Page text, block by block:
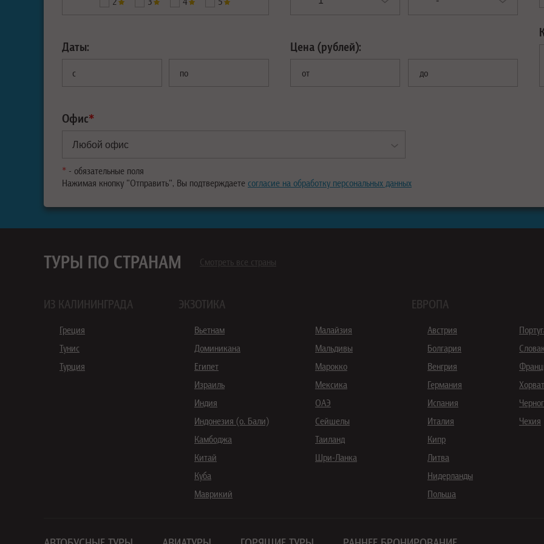
Даты:
с по
Цена (рублей):
от до
Офис*
* - обязательные поля
Нажимая кнопку "Отправить", Вы подтверждаете согласие на обработку персональных данных
ТУРЫ ПО СТРАНАМ Смотреть все страны
ИЗ КАЛИНИНГРАДА
Греция
Тунис
Турция
ЭКЗОТИКА
Вьетнам
Доминикана
Египет
Израиль
Индия
Индонезия (о. Бали)
Камбоджа
Китай
Куба
Маврикий
Малайзия
Мальдивы
Марокко
Мексика
ОАЭ
Сейшелы
Таиланд
Шри-Ланка
ЕВРОПА
Австрия
Болгария
Венгрия
Германия
Испания
Италия
Кипр
Литва
Нидерланды
Польша
Чехия